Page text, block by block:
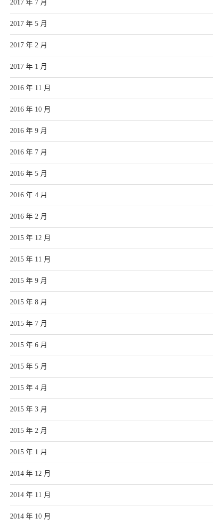
2017 年 7 月
2017 年 5 月
2017 年 2 月
2017 年 1 月
2016 年 11 月
2016 年 10 月
2016 年 9 月
2016 年 7 月
2016 年 5 月
2016 年 4 月
2016 年 2 月
2015 年 12 月
2015 年 11 月
2015 年 9 月
2015 年 8 月
2015 年 7 月
2015 年 6 月
2015 年 5 月
2015 年 4 月
2015 年 3 月
2015 年 2 月
2015 年 1 月
2014 年 12 月
2014 年 11 月
2014 年 10 月